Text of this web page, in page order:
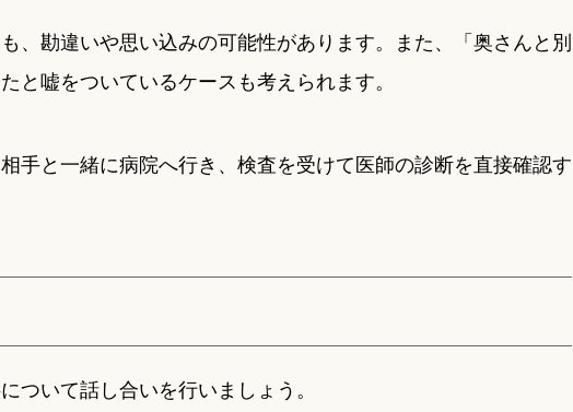
、勘違いや思い込みの可能性があります。また、「奥さんと別
と嘘をついているケースも考えられます。
手と一緒に病院へ行き、検査を受けて医師の診断を直接確認す
ついて話し合いを行いましょう。